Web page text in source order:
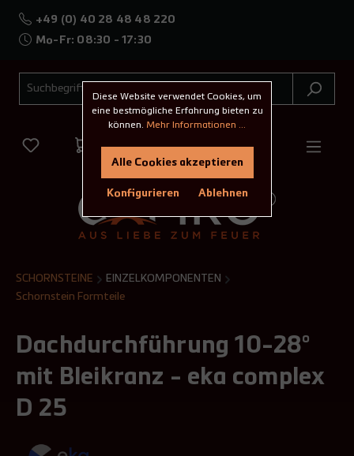
+49 (0) 40 28 48 48 220
Mo-Fr: 08:30 - 17:30
SCHORNSTEINE
EINZELKOMPONENTEN
Schornstein Formteile
Dachdurchführung 10-28°
mit Bleikranz - eka complex
D 25
Diese Website verwendet Cookies, um
eine bestmögliche Erfahrung bieten zu
können. Mehr Informationen ...
Ablehnen
Konfigurieren
Alle Cookies akzeptieren